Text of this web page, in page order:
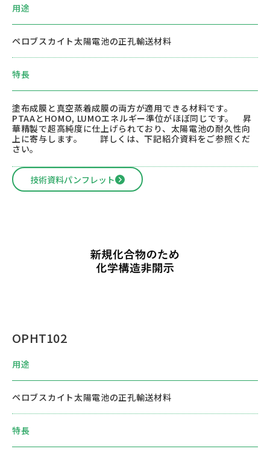
用途
ペロブスカイト太陽電池の正孔輸送材料
特長
塗布成膜と真空蒸着成膜の両方が適用できる材料です。
PTAAとHOMO, LUMOエネルギー準位がほぼ同じです。 昇
華精製で超高純度に仕上げられており、太陽電池の耐久性向
上に寄与します。 詳しくは、下記紹介資料をご参照くだ
さい。
技術資料パンフレット
OPHT102
用途
ペロブスカイト太陽電池の正孔輸送材料
特長